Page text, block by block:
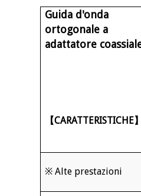
Guida d'onda
ortogonale a
adattatore
【CARATTERISTICHE】
※ Alte prestazioni